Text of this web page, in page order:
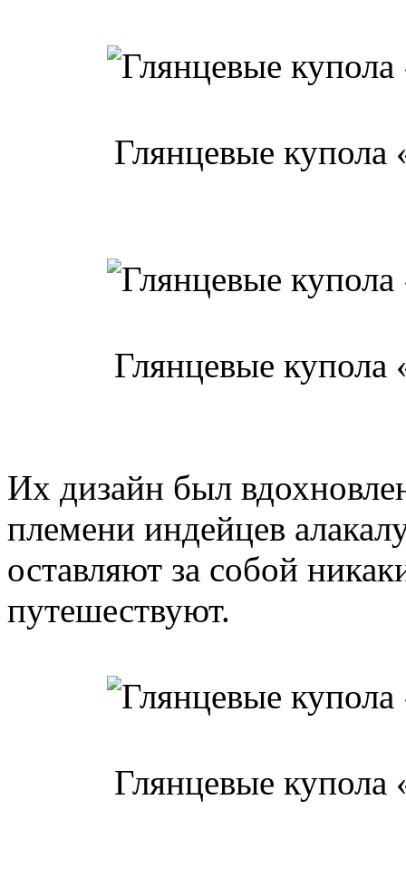
Глянцевые купола
Глянцевые купола
Их дизайн был
племени индейцев
оставляют за собой
путешествуют.
Глянцевые купола